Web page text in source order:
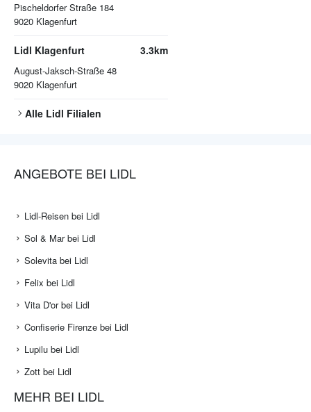
Pischeldorfer Straße 184
9020 Klagenfurt
Lidl Klagenfurt
August-Jaksch-Straße 48
9020 Klagenfurt
3.3km
Alle Lidl Filialen
ANGEBOTE BEI LIDL
Lidl-Reisen bei Lidl
Sol & Mar bei Lidl
Solevita bei Lidl
Felix bei Lidl
Vita D'or bei Lidl
Confiserie Firenze bei Lidl
Lupilu bei Lidl
Zott bei Lidl
MEHR BEI LIDL